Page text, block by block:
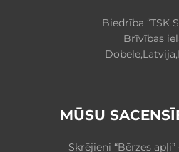
Biedrība “TSK
Brīvības
MŪSU
Skrējieni “Bērzes apļi”